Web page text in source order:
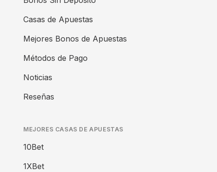
Casas de Apuestas
Mejores Bonos de Apuestas
Métodos de Pago
Noticias
Reseñas
MEJORES CASAS DE APUESTAS
10Bet
1XBet